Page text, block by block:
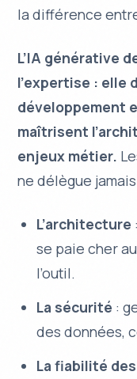
la différence
L’IA générative
l’expertise : elle
développement
maîtrisent
enjeux métier.
ne délègue
L’architecture
se paie cher
l’outil.
La sécurité :
des données,
La fiabilité